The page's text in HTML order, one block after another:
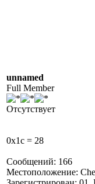
unnamed
Full Member
Отсутствует
0x1c = 28
Сообщений: 166
Местоположение: